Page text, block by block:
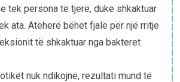
tek persona të tjerë, duke shkaktuar
ata. Atëherë bëhet fjalë për një rritje
të shkaktuar nga bakteret
nuk ndikojnë, rezultati mund të